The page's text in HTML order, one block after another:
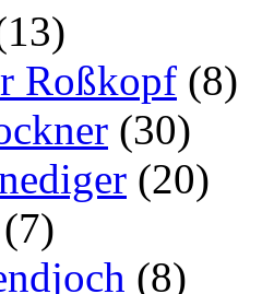
Roßkopf (8)
(30)
(20)
(7)
(8)